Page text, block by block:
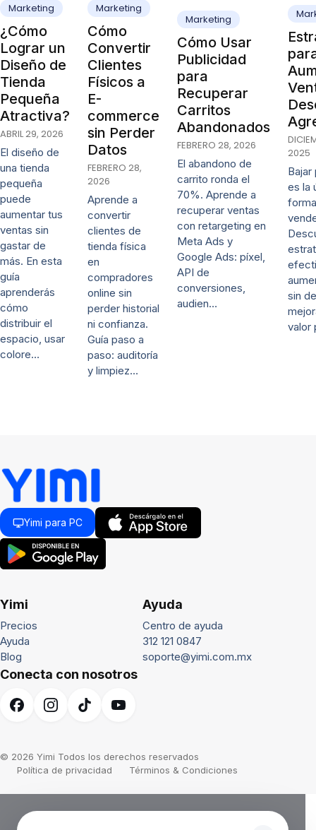
Marketing
¿Cómo
Lograr un
Diseño de
Tienda
Pequeña
Atractiva?
ABRIL 29, 2026
El diseño de
una tienda
pequeña
puede
aumentar tus
ventas sin
gastar de
más. En esta
guía
aprenderás
cómo
distribuir el
espacio, usar
colore…
Marketing
Cómo
Convertir
Clientes
Físicos a
E-
commerce
sin Perder
Datos
FEBRERO 28,
2026
Aprende a
convertir
clientes de
tienda física
en
compradores
online sin
perder historial
ni confianza.
Guía paso a
paso: auditoría
y limpiez…
Marketing
Cómo Usar
Publicidad
para
Recuperar
Carritos
Abandonados
FEBRERO 28, 2026
El abandono de
carrito ronda el
70%. Aprende a
recuperar ventas
con retargeting en
Meta Ads y
Google Ads: píxel,
API de
conversiones,
audien…
2025
es la
sin
valor
Yimi para PC
Yimi
Precios
Ayuda
Blog
Ayuda
Centro de ayuda
312 121 0847
soporte@yimi.com.mx
Conecta con nosotros
© 2026 Yimi Todos los derechos reservados
Política de privacidad
Términos & Condiciones